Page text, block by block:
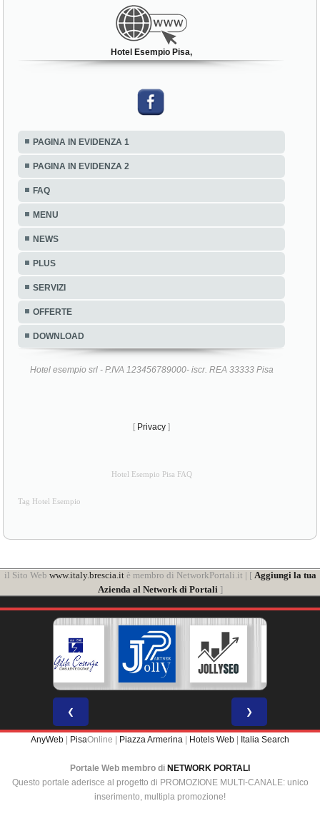
Hotel Esempio Pisa,
PAGINA IN EVIDENZA 1
PAGINA IN EVIDENZA 2
FAQ
MENU
NEWS
PLUS
SERVIZI
OFFERTE
DOWNLOAD
Hotel esempio srl - P.IVA 123456789000- iscr. REA 33333 Pisa
[ Privacy ]
Hotel Esempio Pisa FAQ
Tag Hotel Esempio
il Sito Web www.italy.brescia.itè membro di NetworkPortali.it | [ Aggiungi la tua
Azienda al Network di Portali]
❮ ❯
AnyWeb PisaOnline | Piazza Armerina Hotels Web Italia Search
Portale Web membro di NETWORK PORTALI
Questo portale aderisce al progetto di PROMOZIONE MULTI-CANALE: unico
inserimento, multipla promozione!